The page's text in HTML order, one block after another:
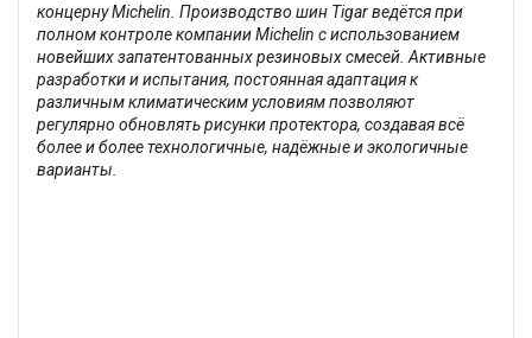
концерну Michelin. Производство шин Tigar ведётся при
полном контроле компании Michelin с использованием
новейших запатентованных резиновых смесей. Активные
разработки и испытания, постоянная адаптация к
различным климатическим условиям позволяют
регулярно обновлять рисунки протектора, создавая всё
более и более технологичные, надёжные и экологичные
варианты.